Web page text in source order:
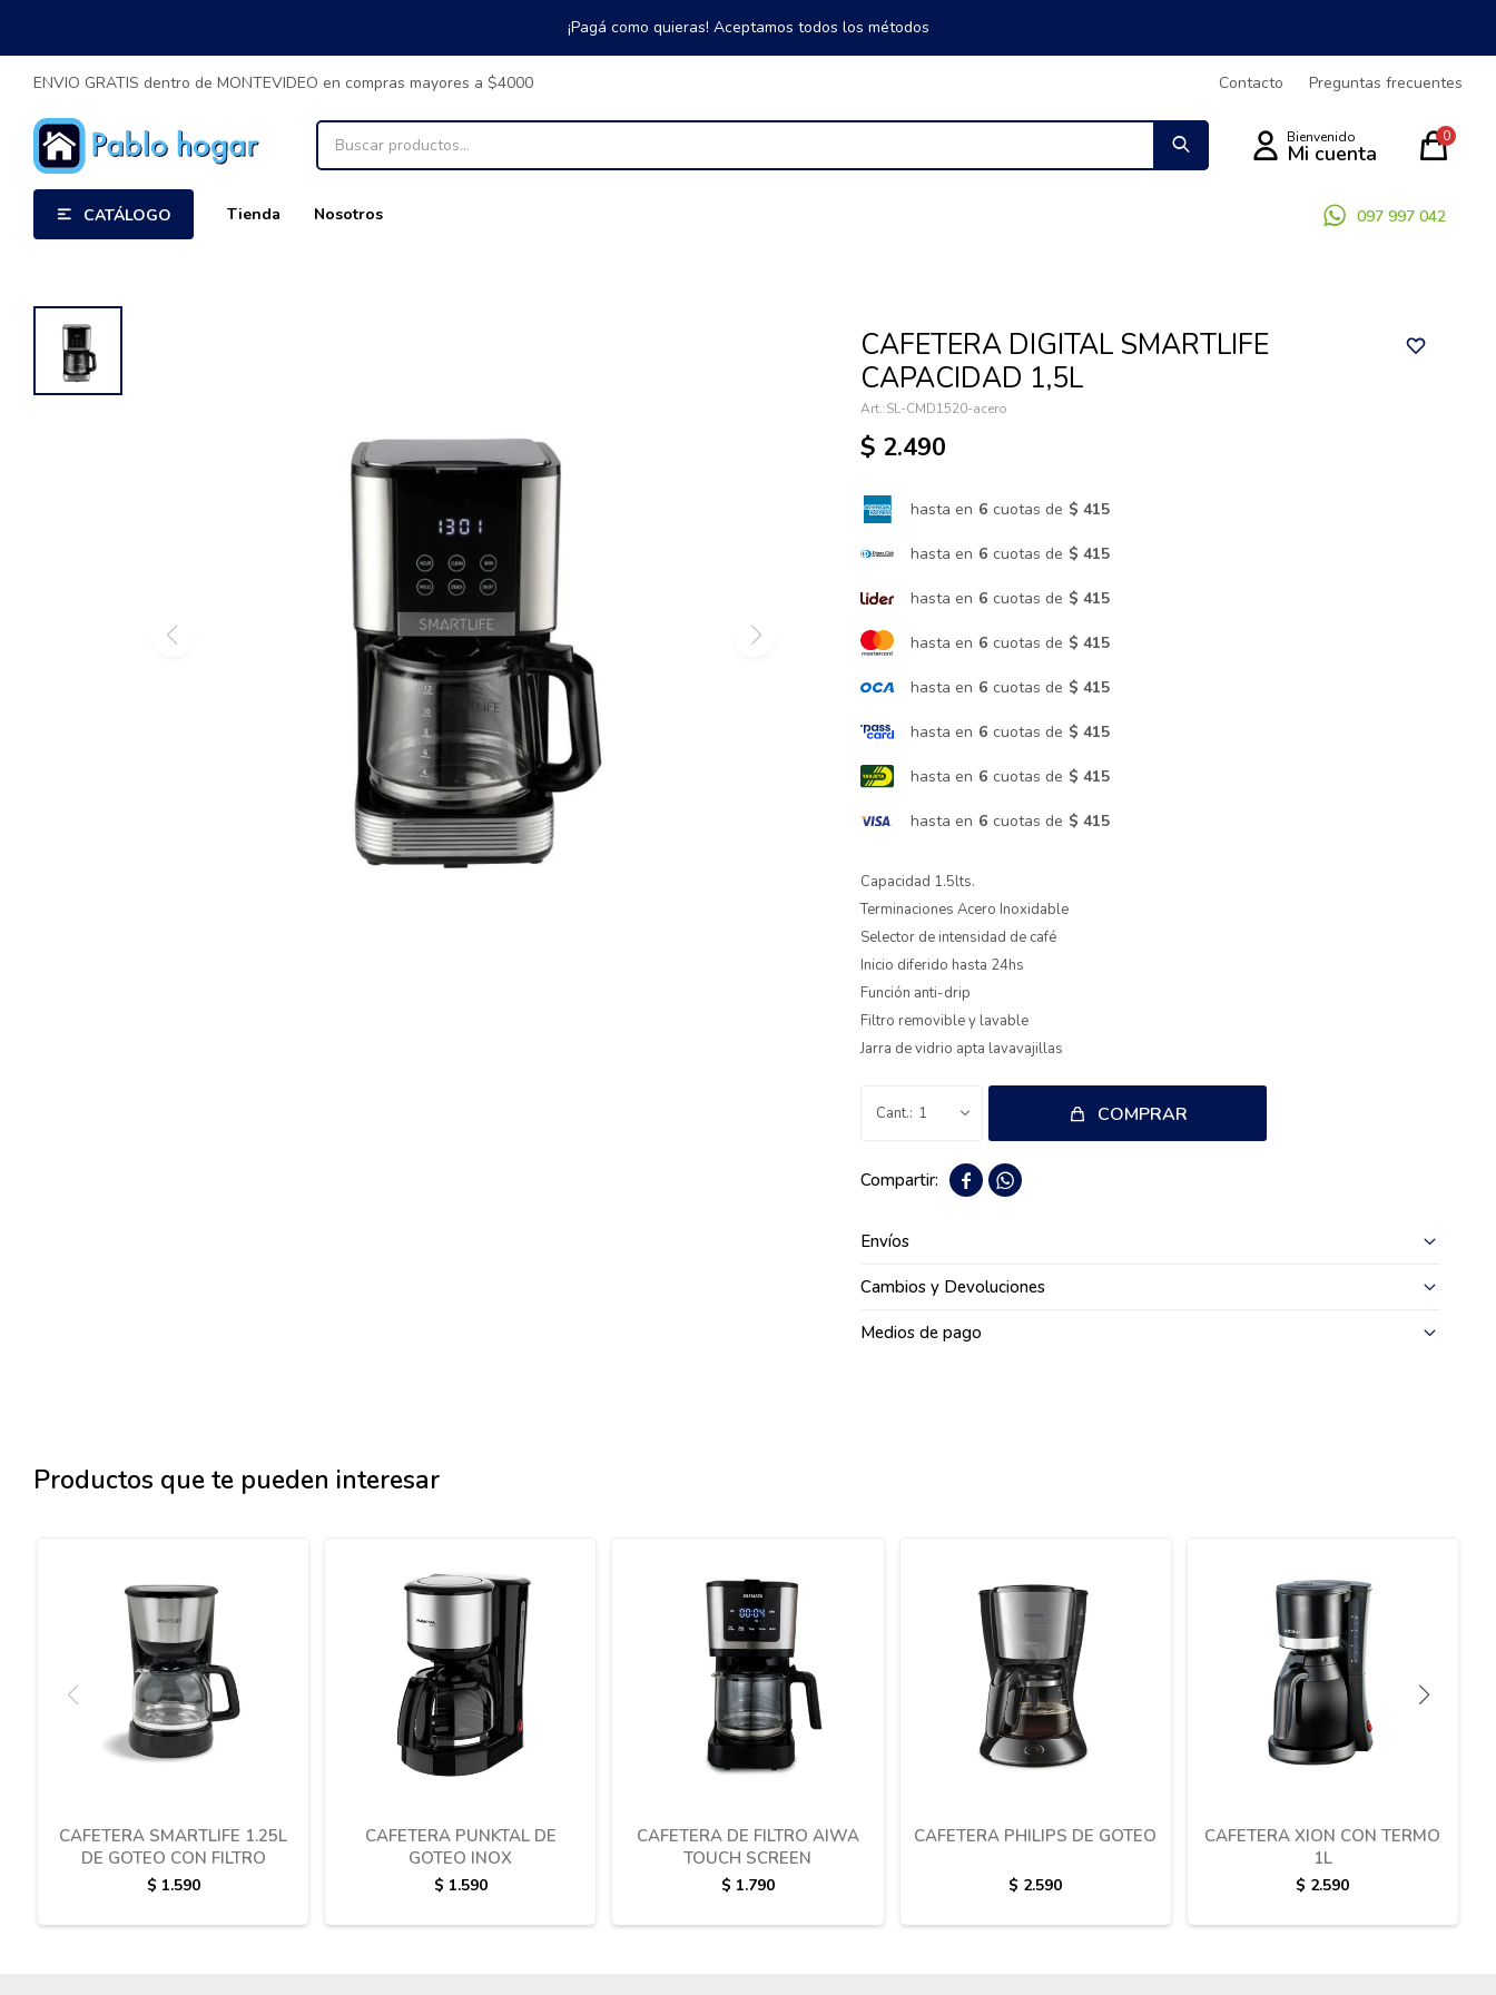
¡Pagá como quieras! Aceptamos todos los métodos
CATÁLOGO Tienda Nosotros 097 997 042
0
ENVIO GRATIS dentro de MONTEVIDEO en compras mayores a $4000 Contacto Preguntas frecuentes
CAFETERA DIGITAL SMARTLIFE
CAPACIDAD 1,5L
SL-CMD1520-acero
$ 2.490
hasta en 6 cuotas de $ 415
hasta en 6 cuotas de $ 415
hasta en 6 cuotas de $ 415
hasta en 6 cuotas de $ 415
hasta en 6 cuotas de $ 415
hasta en 6 cuotas de $ 415
hasta en 6 cuotas de $ 415
hasta en 6 cuotas de $ 415
Capacidad 1.5lts.
Terminaciones Acero Inoxidable
Selector de intensidad de café
Inicio diferido hasta 24hs
Función anti-drip
Filtro removible y lavable
Jarra de vidrio apta lavavajillas
1 COMPRAR
 
Envíos
Cambios y Devoluciones
Medios de pago
Productos que te pueden interesar
CAFETERA SMARTLIFE 1.25L
DE GOTEO CON FILTRO
$ 1.590
CAFETERA PUNKTAL DE
GOTEO INOX
$ 1.590
CAFETERA DE FILTRO AIWA
TOUCH SCREEN
$ 1.790
CAFETERA PHILIPS DE GOTEO
$ 2.590
CAFETERA XION CON TERMO
1L
$ 2.590